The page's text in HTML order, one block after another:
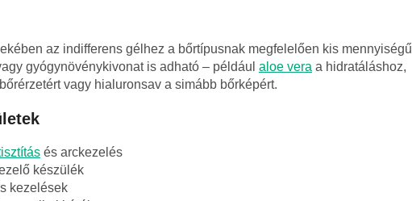
az indifferens gélhez a bőrtípusnak megfelelően kis mennyiségű
gyógynövénykivonat is adható – például aloe vera a hidratáláshoz,
vagy hialuronsav a simább bőrképért.
és arckezelés
készülék
kezelések